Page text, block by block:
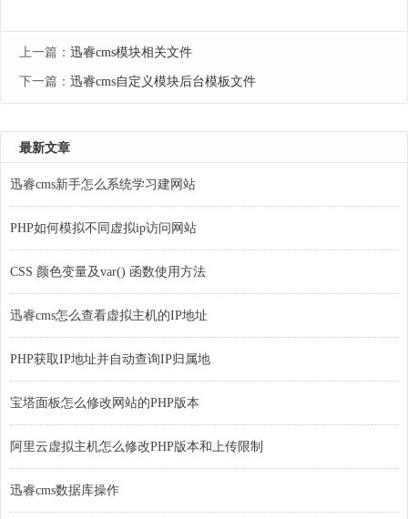
上一篇： 迅睿cms模块相关文件
下一篇： 迅睿cms自定义模块后台模板文件
最新文章
迅睿cms新手怎么系统学习建网站
PHP如何模拟不同虚拟ip访问网站
CSS 颜色变量及var() 函数使用方法
迅睿cms怎么查看虚拟主机的IP地址
PHP获取IP地址并自动查询IP归属地
宝塔面板怎么修改网站的PHP版本
阿里云虚拟主机怎么修改PHP版本和上传限制
迅睿cms数据库操作